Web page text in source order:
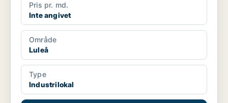
Pris pr. md.
Inte angivet
Område
Luleå
Type
Industrilokal